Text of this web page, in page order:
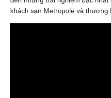
khách sạn Metropole và thương